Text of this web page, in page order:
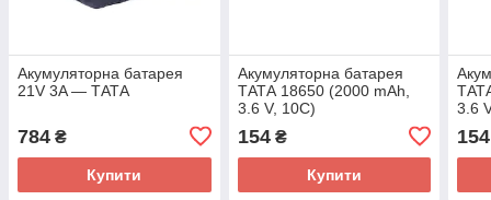
Акумуляторна батарея
21V 3A — ТАТА
784 ₴
Купити
Акумуляторна батарея
ТАТА 18650 (2000 mAh,
3.6 V, 10C)
154₴
Купити
3.6
154